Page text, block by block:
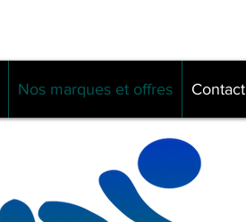
Nos marques et offres Contact